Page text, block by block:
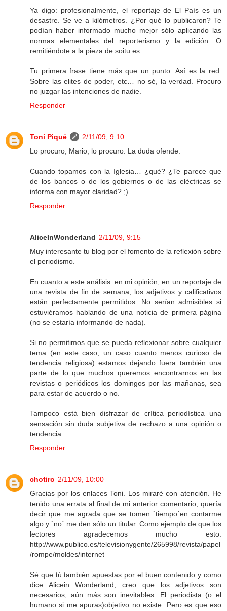
Ya digo: profesionalmente, el reportaje de El País es un
desastre. Se ve a kilómetros. ¿Por qué lo publicaron? Te
podían haber informado mucho mejor sólo aplicando las
normas elementales del reporterismo y la edición. O
remitiéndote a la pieza de soitu.es
Tu primera frase tiene más que un punto. Así es la red.
Sobre las elites de poder, etc… no sé, la verdad. Procuro
no juzgar las intenciones de nadie.
Responder
Toni Piqué
2/11/09, 9:10
Lo procuro, Mario, lo procuro. La duda ofende.
Cuando topamos con la Iglesia… ¿qué? ¿Te parece que
de los bancos o de los gobiernos o de las eléctricas se
informa con mayor claridad? ;)
Responder
AliceInWonderland 2/11/09, 9:15
Muy interesante tu blog por el fomento de la reflexión sobre
el periodismo.
En cuanto a este análisis: en mi opinión, en un reportaje de
una revista de fin de semana, los adjetivos y calificativos
están perfectamente permitidos. No serían admisibles si
estuviéramos hablando de una noticia de primera página
(no se estaría informando de nada).
Si no permitimos que se pueda reflexionar sobre cualquier
tema (en este caso, un caso cuanto menos curioso de
tendencia religiosa) estamos dejando fuera también una
parte de lo que muchos queremos encontrarnos en las
revistas o periódicos los domingos por las mañanas, sea
para estar de acuerdo o no.
Tampoco está bien disfrazar de crítica periodística una
sensación sin duda subjetiva de rechazo a una opinión o
tendencia.
Responder
chotiro 2/11/09, 10:00
Gracias por los enlaces Toni. Los miraré con atención. He
tenido una errata al final de mi anterior comentario, quería
decir que me agrada que se tomen `tiempo´en contarme
algo y `no´ me den sólo un titular. Como ejemplo de que los
lectores agradecemos mucho esto:
http://www.publico.es/televisionygente/265998/revista/papel
/rompe/moldes/internet
Sé que tú también apuestas por el buen contenido y como
dice Alicein Wonderland, creo que los adjetivos son
necesarios, aún más son inevitables. El periodista (o el
humano si me apuras)objetivo no existe. Pero es que eso